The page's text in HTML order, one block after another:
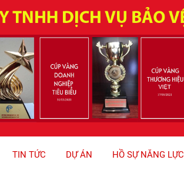
TIN TỨC DỰ ÁN HỒ SỰ NĂNG LỰC